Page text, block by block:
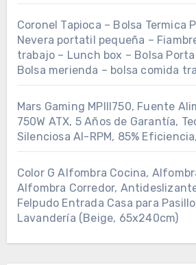
Coronel Tapioca – Bolsa Termica
Nevera portatil pequeña –
trabajo – Lunch box – Bolsa
Bolsa merienda – bolsa comida
Mars Gaming MPIII750, Fuente
750W ATX, 5 Años de Garantía,
Silenciosa AI-RPM, 85%
Color G Alfombra Cocina,
Alfombra Corredor,
Felpudo Entrada Casa para
Lavandería (Beige, 65x240cm)